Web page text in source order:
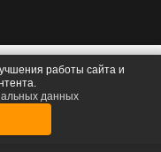
работы сайта и
данных